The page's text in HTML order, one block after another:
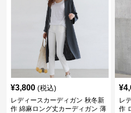
¥3,800 (税込)
レディースカーディガン 秋冬新
作 綿麻ロング丈カーディガン 薄
¥
レ
作